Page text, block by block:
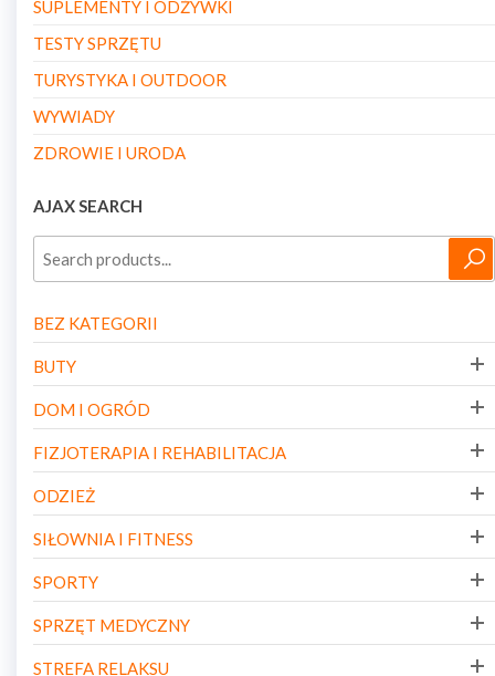
SUPLEMENTY I ODŻYWKI
TESTY SPRZĘTU
TURYSTYKA I OUTDOOR
WYWIADY
ZDROWIE I URODA
AJAX SEARCH
BEZ KATEGORII
BUTY
DOM I OGRÓD
FIZJOTERAPIA I REHABILITACJA
ODZIEŻ
SIŁOWNIA I FITNESS
SPORTY
SPRZĘT MEDYCZNY
STREFA RELAKSU